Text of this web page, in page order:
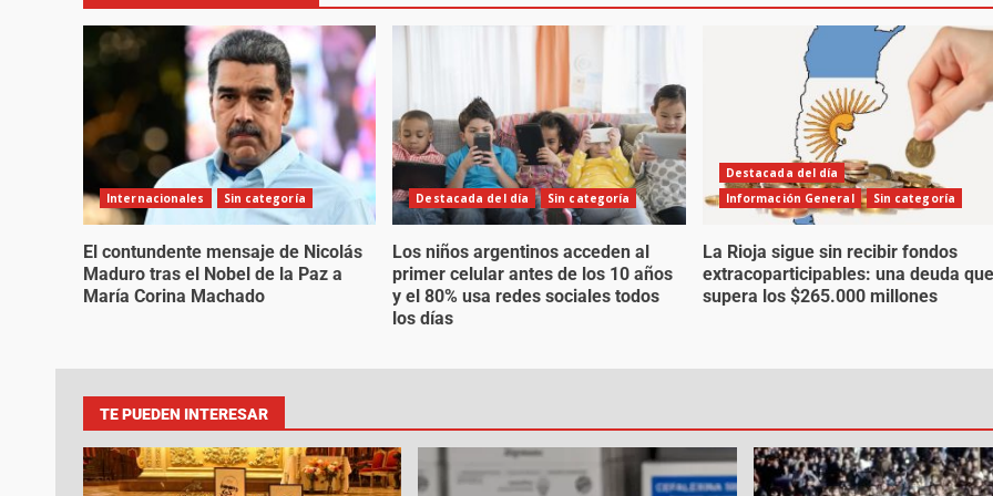
Internacionales Sin categoría
El contundente mensaje de Nicolás
Maduro tras el Nobel de la Paz a
María Corina Machado
Destacada del día Sin categoría
Los niños argentinos acceden al
primer celular antes de los 10 años
y el 80% usa redes sociales todos
los días
Destacada del día
Información General
Sin categoría
La Rioja sigue sin recibir fondos
extracoparticipables: una deuda que
supera los $265.000 millones
TE PUEDEN INTERESAR